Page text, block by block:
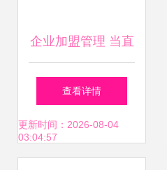
企业加盟管理 当直
营与加盟管控不力
时的调整策略
查看详情
更新时间：2026-08-04
03:04:57